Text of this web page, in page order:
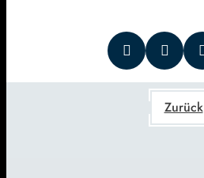
Zurück